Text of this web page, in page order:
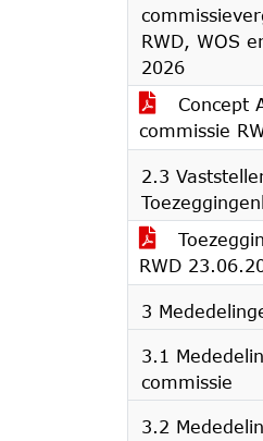
RWD, WOS
2026
Concept
commissie
2.3
RWD
3
3.1
commissie
3.2